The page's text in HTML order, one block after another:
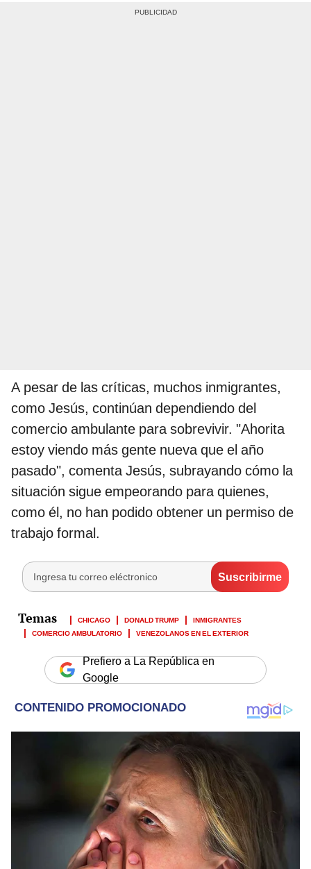
A pesar de las críticas, muchos inmigrantes,
como Jesús, continúan dependiendo del
comercio ambulante para sobrevivir. "Ahorita
estoy viendo más gente nueva que el año
pasado", comenta Jesús, subrayando cómo la
situación sigue empeorando para quienes,
como él, no han podido obtener un permiso de
trabajo formal.
CHICAGO DONALD TRUMP
INMIGRANTES
COMERCIO AMBULATORIO
VENEZOLANOS EN EL EXTERIOR
Prefiero a La República en
Google